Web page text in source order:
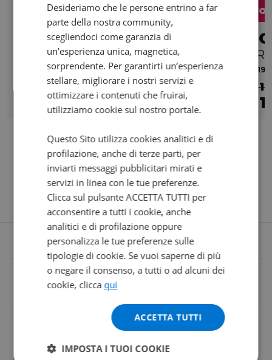
SWM SM 125
R my19
2023 | 20000 km | 124 cc | 15 Hp | 11 Kw
2.490
2019
€
Desideriamo che le persone entrino a far
parte della nostra community,
scegliendoci come garanzia di
un’esperienza unica, magnetica,
sorprendente. Per garantirti un’esperienza
stellare, migliorare i nostri servizi e
ottimizzare i contenuti che fruirai,
utilizziamo cookie sul nostro portale.
Questo Sito utilizza cookies analitici e di
profilazione, anche di terze parti, per
inviarti messaggi pubblicitari mirati e
servizi in linea con le tue preferenze.
Clicca sul pulsante ACCETTA TUTTI per
acconsentire a tutti i cookie, anche
analitici e di profilazione oppure
personalizza le tue preferenze sulle
tipologie di cookie. Se vuoi saperne di più
o negare il consenso, a tutti o ad alcuni dei
cookie, clicca qui
ACCETTA TUTTI
IMPOSTA I TUOI COOKIE